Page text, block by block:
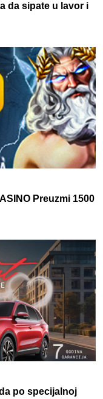
da sipate u lavor i
Preuzmi 1500
po specijalnoj